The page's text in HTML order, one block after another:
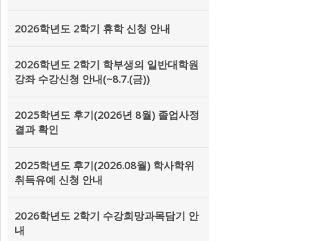
2026학년도 2학기 휴학 신청 안내
2026학년도 2학기 학부생의 일반대학원
강좌 수강신청 안내(~8.7.(금))
2025학년도 후기(2026년 8월) 졸업사정
결과 확인
2025학년도 후기(2026.08월) 학사학위
취득유예 신청 안내
2026학년도 2학기 수강희망과목담기 안
내